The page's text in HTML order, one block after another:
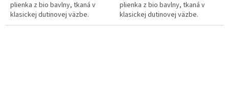
plienka z bio bavlny, tkaná v
klasickej dutinovej väzbe.
plienka z bio bavlny, tkaná v
klasickej dutinovej väzbe.